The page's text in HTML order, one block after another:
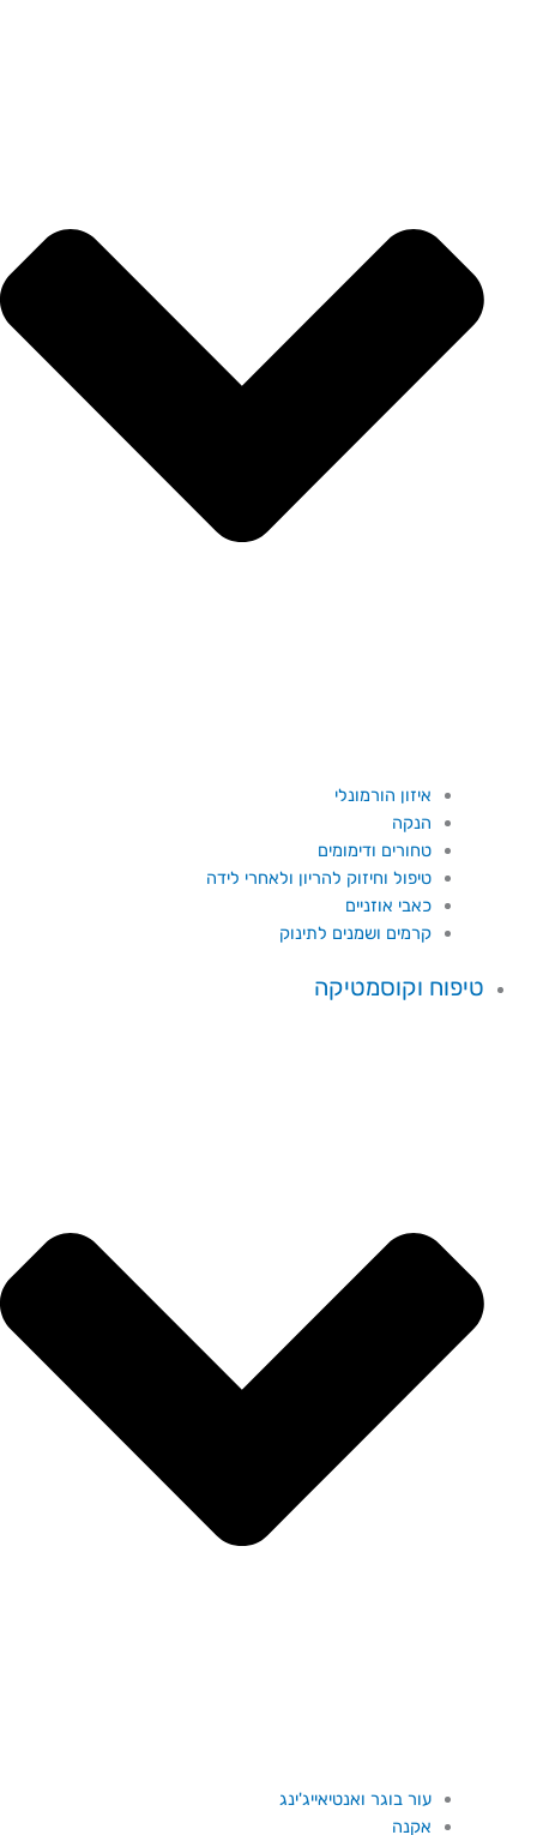
איזון הורמונלי
הנקה
טחורים ודימומים
טיפול וחיזוק להריון ולאחרי לידה
כאבי אוזניים
קרמים ושמנים לתינוק
טיפוח וקוסמטיקה
עור בוגר ואנטיאייג'ינג
אקנה